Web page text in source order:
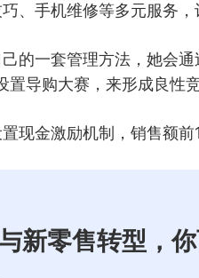
、手机维修等多元服务，
的一套管理方法，她会
置导购大赛，来形成良性竞
现金激励机制，销售额
新零售转型，你